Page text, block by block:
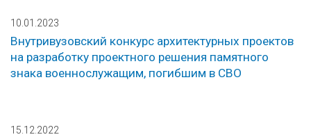
10.01.2023
Внутривузовский конкурс архитектурных проектов
на разработку проектного решения памятного
знака военнослужащим, погибшим в СВО
15.12.2022